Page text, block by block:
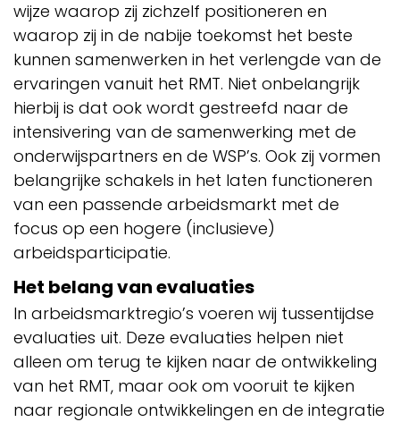
wijze waarop zij zichzelf positioneren en
waarop zij in de nabije toekomst het beste
kunnen samenwerken in het verlengde van de
ervaringen vanuit het RMT. Niet onbelangrijk
hierbij is dat ook wordt gestreefd naar de
intensivering van de samenwerking met de
onderwijspartners en de WSP’s. Ook zij vormen
belangrijke schakels in het laten functioneren
van een passende arbeidsmarkt met de
focus op een hogere (inclusieve)
arbeidsparticipatie.
Het belang van evaluaties
In arbeidsmarktregio’s voeren wij tussentijdse
evaluaties uit. Deze evaluaties helpen niet
alleen om terug te kijken naar de ontwikkeling
van het RMT, maar ook om vooruit te kijken
naar regionale ontwikkelingen en de integratie